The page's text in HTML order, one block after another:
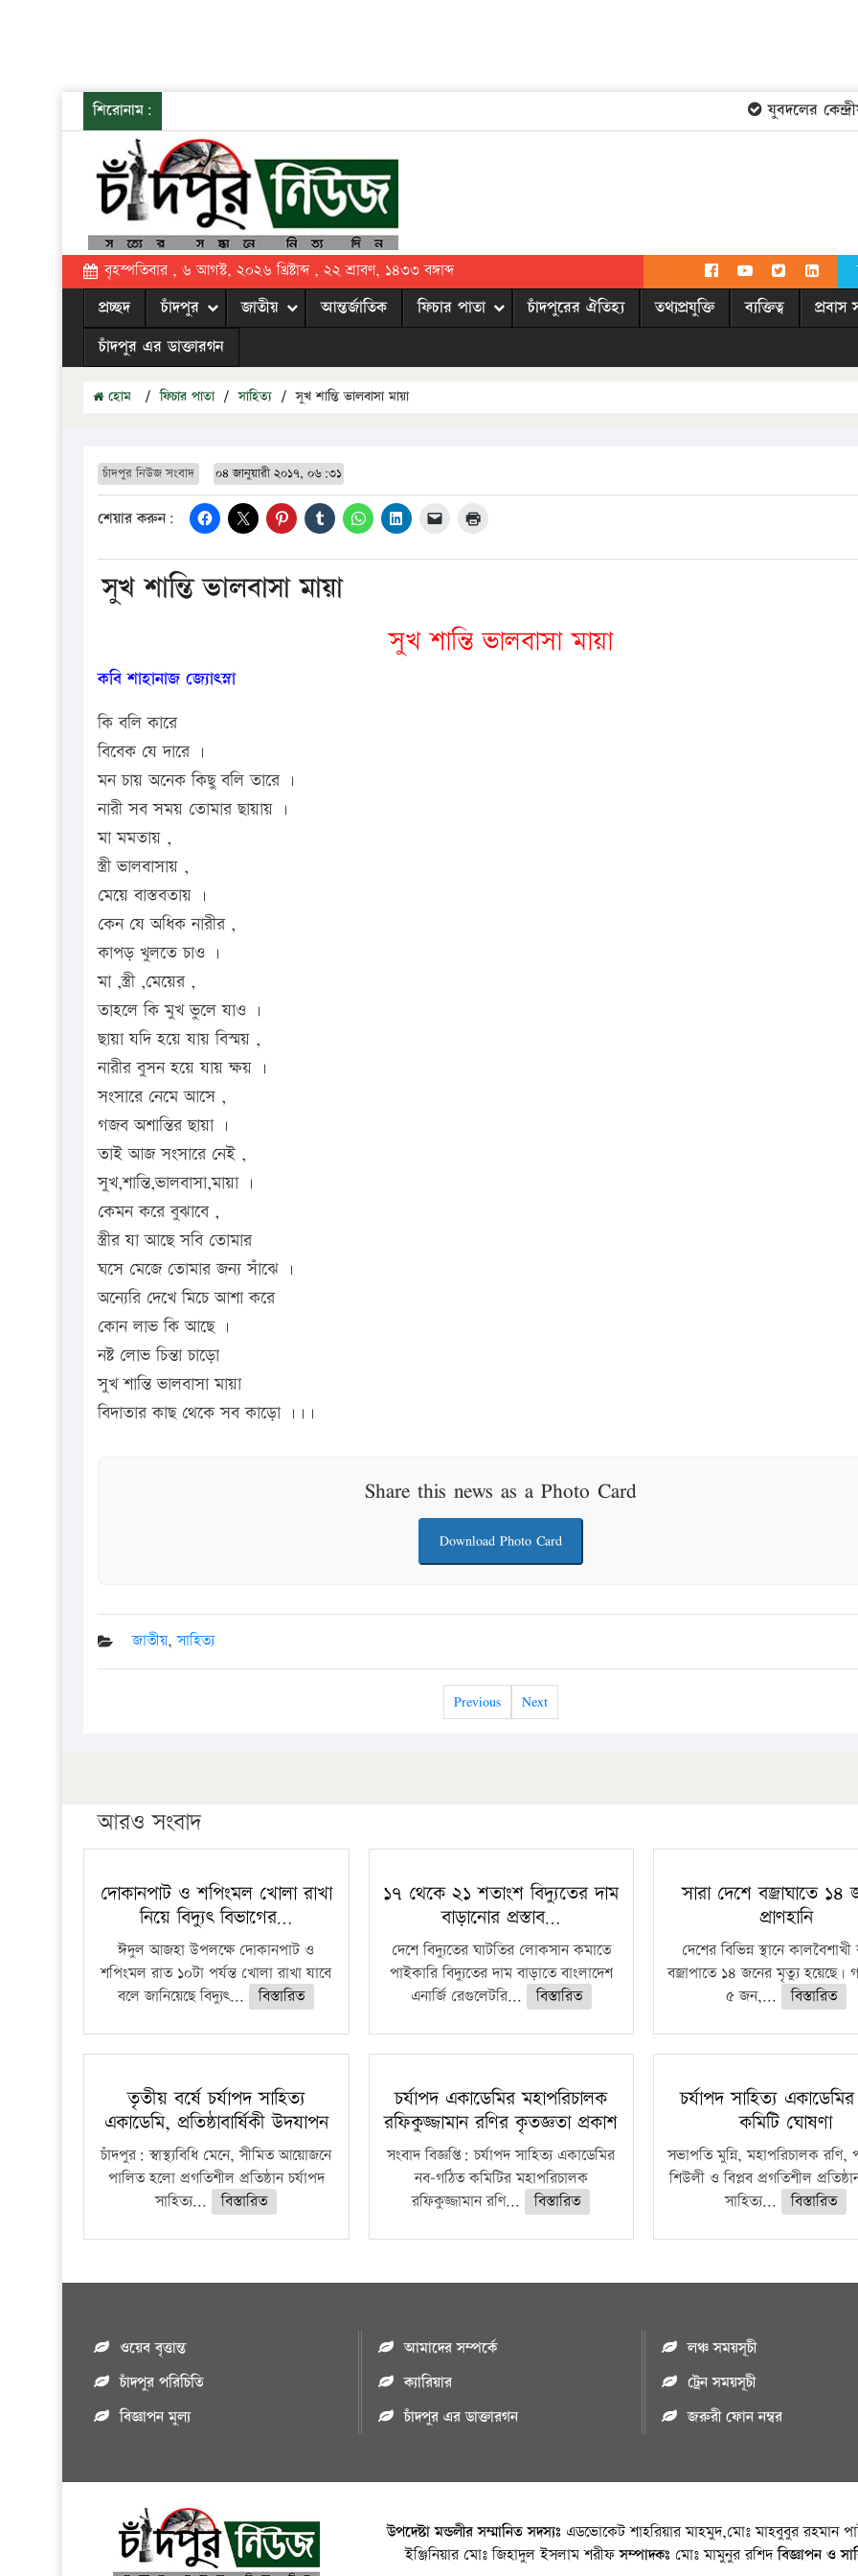
শিরোনাম: যুবদলের কেন্দ্রীয়
বৃহস্পতিবার , ৬ আগস্ট, ২০২৬ খ্রিষ্টাব্দ , ২২ শ্রাবণ, ১৪৩৩ বঙ্গাব্দ
প্রচ্ছদ চাঁদপুর জাতীয় আন্তর্জাতিক ফিচার পাতা চাঁদপুরের ঐতিহ্য তথ্যপ্রযুক্তি ব্যক্তিত্ব প্রবাস
চাঁদপুর এর ডাক্তারগন
হোম / ফিচার পাতা / সাহিত্য / সুখ শান্তি ভালবাসা মায়া
চাঁদপুর নিউজ সংবাদ ০৪ জানুয়ারী ২০১৭, ০৬:৩১
শেয়ার করুন:
সুখ শান্তি ভালবাসা মায়া
সুখ শান্তি ভালবাসা মায়া
কবি শাহানাজ জ্যোৎস্না
কি বলি কারে
বিবেক যে দারে ।
মন চায় অনেক কিছু বলি তারে ।
নারী সব সময় তোমার ছায়ায় ।
মা মমতায় ,
স্ত্রী ভালবাসায় ,
মেয়ে বাস্তবতায় ।
কেন যে অধিক নারীর ,
কাপড় খুলতে চাও ।
মা ,স্ত্রী ,মেয়ের ,
তাহলে কি মুখ ভুলে যাও ।
ছায়া যদি হয়ে যায় বিস্ময় ,
নারীর বুসন হয়ে যায় ক্ষয় ।
সংসারে নেমে আসে ,
গজব অশান্তির ছায়া ।
তাই আজ সংসারে নেই ,
সুখ,শান্তি,ভালবাসা,মায়া ।
কেমন করে বুঝাবে ,
স্ত্রীর যা আছে সবি তোমার
ঘসে মেজে তোমার জন্য সাঁঝে ।
অন্যেরি দেখে মিচে আশা করে
কোন লাভ কি আছে ।
নষ্ট লোভ চিন্তা চাড়ো
সুখ শান্তি ভালবাসা মায়া
বিদাতার কাছ থেকে সব কাড়ো ।।।
Share this news as a Photo Card
Download Photo Card
জাতীয়,সাহিত্য
Previous Next
আরও সংবাদ
দোকানপাট ও শপিংমল খোলা রাখা
নিয়ে বিদ্যুৎ বিভাগের…
ঈদুল আজহা উপলক্ষে দোকানপাট ও
শপিংমল রাত ১০টা পর্যন্ত খোলা রাখা যাবে
বলে জানিয়েছে বিদ্যুৎ...
বিস্তারিত
১৭ থেকে ২১ শতাংশ বিদ্যুতের দাম
বাড়ানোর প্রস্তাব…
দেশে বিদ্যুতের ঘাটতির লোকসান কমাতে
পাইকারি বিদ্যুতের দাম বাড়াতে বাংলাদেশ
এনার্জি রেগুলেটরি...
বিস্তারিত
সারা দেশে বজ্রাঘাতে ১৪
প্রাণহানি
দেশের বিভিন্ন স্থানে
বজ্রাপাতে ১৪ জনের মৃত্যু হয়েছে।
৫ জন,...
বিস্তারিত
তৃতীয় বর্ষে চর্যাপদ সাহিত্য
একাডেমি, প্রতিষ্ঠাবার্ষিকী উদযাপন
চাঁদপুর: স্বাস্থ্যবিধি মেনে, সীমিত আয়োজনে
পালিত হলো প্রগতিশীল প্রতিষ্ঠান চর্যাপদ
সাহিত্য...
বিস্তারিত
চর্যাপদ একাডেমির মহাপরিচালক
রফিকুজ্জামান রণির কৃতজ্ঞতা প্রকাশ
সংবাদ বিজ্ঞপ্তি: চর্যাপদ সাহিত্য একাডেমির
নব-গঠিত কমিটির মহাপরিচালক
রফিকুজ্জামান রণি...
বিস্তারিত
চর্যাপদ সাহিত্য
কমিটি ঘোষণা
সভাপতি মুন্নি, মহাপরিচালক রণি,
শিউলী ও বিপ্লব প্রগতিশীল
সাহিত্য...
বিস্তারিত
ওয়েব বৃত্তান্ত
চাঁদপুর পরিচিতি
বিজ্ঞাপন মুল্য
আমাদের সম্পর্কে
ক্যারিয়ার
চাঁদপুর এর ডাক্তারগন
লঞ্চ সময়সূচী
ট্রেন সময়সূচী
জরুরী ফোন নম্বর
উপদেষ্টা মন্ডলীর সম্মানিত সদস্যঃ এডভোকেট শাহরিয়ার মাহমুদ,মোঃ মাহবুবুর রহমান
ইঞ্জিনিয়ার মোঃ জিহাদুল ইসলাম শরীফসম্পাদকঃ মোঃ মামুনুর রশিদবিজ্ঞাপন ও